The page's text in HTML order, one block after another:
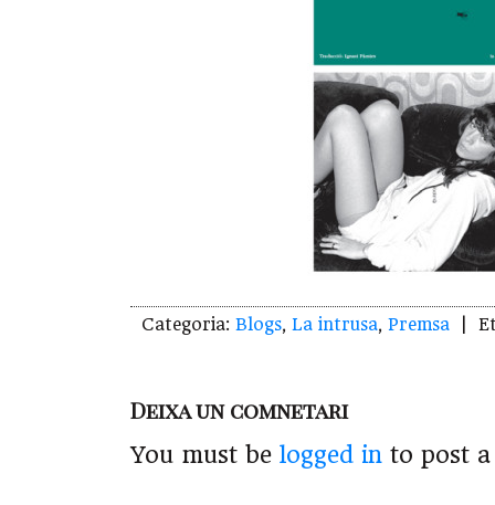
Categoria: Blogs, La intrusa, Premsa |
Deixa un comnetari
You must be logged in to post